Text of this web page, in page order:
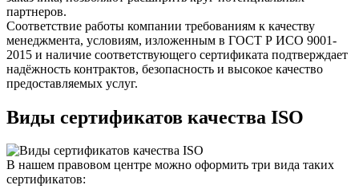
партнеров.
Соответствие работы компании требованиям к качеству
менеджмента, условиям, изложенным в ГОСТ Р ИСО 9001-
2015 и наличие соответствующего сертификата подтверждает
надёжность контрактов, безопасность и высокое качество
предоставляемых услуг.
Виды сертификатов качества ISO
В нашем правовом центре можно оформить три вида таких
сертификатов: